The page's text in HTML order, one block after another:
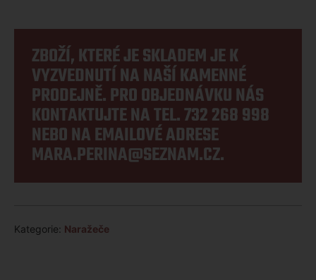
ZBOŽÍ, KTERÉ JE SKLADEM JE K
VYZVEDNUTÍ NA NAŠÍ KAMENNÉ
PRODEJNĚ. PRO OBJEDNÁVKU NÁS
KONTAKTUJTE NA TEL.732 268 998
NEBO NA EMAILOVÉ ADRESE
MARA.PERINA@SEZNAM.CZ.
Kategorie: Naražeče